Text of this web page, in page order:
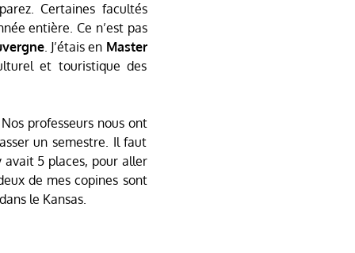
Certaines facultés
entière. Ce n’est pas
. J’étais en Master
et touristique des
professeurs nous ont
un semestre. Il faut
avait 5 places, pour aller
de mes copines sont
le Kansas.